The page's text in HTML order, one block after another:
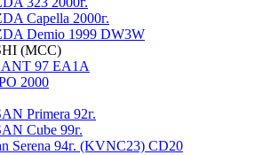
Capella 2000г.
Demio 1999 DW3W
(MCC)
97 EA1A
2000
Primera 92г.
Cube 99г.
Serena 94г. (KVNC23) CD20